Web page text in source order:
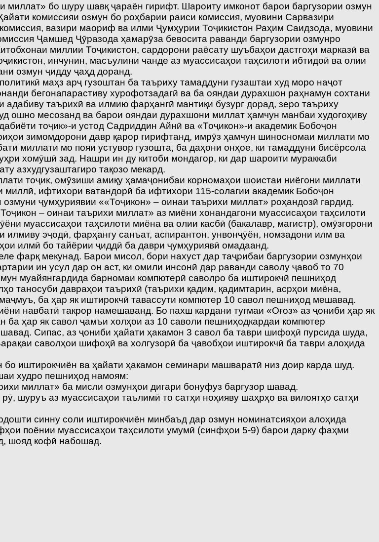
бо шуру шавқ ҷараён гирифт. Шароиту имконот барои баргузории озмун
комиссияи озмун бо роҳбарии раиси комиссия, муовини Сарвазири
вазири маориф ва илми Ҷумҳурии Тоҷикистон Раҳим Саидзода, муовини
Ҷамшед Ҷӯразода ҳамарӯза бевосита раванди баргузории озмунро
миллии Тоҷикистон, сардорони раёсату шуъбаҳои дастгоҳи марказӣ ва
инчунин, масъулини чанде аз муассисаҳои таҳсилоти ибтидоӣ ва олии
озмун ҷидду ҷаҳд доранд.
маҳз арҷ гузоштан ба таъриху тамаддуни гузаштаи худ моро наҷот
бегонапарастиву хурофотзадагӣ ва ба ояндаи дурахшон раҳнамун сохтани
таърихӣ ва илмию фарҳангӣ мантиқи бузург дорад, зеро таъриху
ошно месозанд ва барои ояндаи дурахшони миллат ҳамчун манбаи худогоҳиву
тоҷик»-и устод Садриддин Айнӣ ва «Тоҷикон»-и академик Бобоҷон
зимомдорони давр қарор гирифтанд, имрӯз ҳамчун шиносномаи миллати мо
миллати мо пояи устувор гузошта, ба даҳони онҳое, ки тамаддуни бисёрсола
хомӯшӣ зад. Нашри ин ду китоби мондагор, ки дар шароити мураккаби
азхудгузаштагиро тақозо мекард.
тоҷик, омӯзиши амиқу ҳамаҷонибаи корномаҳои шоистаи ниёгони миллати
миллӣ, ифтихори ватандорӣ ба ифтихори 115-солагии академик Бобоҷон
ҷумҳуриявии ««Тоҷикон» – оинаи таърихи миллат» роҳандозӣ гардид.
– оинаи таърихи миллат» аз миёни хонандагони муассисаҳои таҳсилоти
муассисаҳои таҳсилоти миёна ва олии касбӣ (бакалавр, магистр), омӯзгорони
эҷодӣ, фарҳангу санъат, аспирантон, унвонҷӯён, номзадони илм ва
илмӣ бо тайёрии ҷиддӣ ба даври ҷумҳуриявӣ омадаанд.
фарқ мекунад. Барои мисол, бори нахуст дар таҷрибаи баргузории озмунҳои
ин усул дар он аст, ки омили инсонӣ дар раванди саволу ҷавоб то 70
муайянгардида барномаи компютерӣ саволро ба иштирокчӣ пешниҳод
таносуби давраҳои таърихӣ (таърихи қадим, қадимтарин, асрҳои миёна,
ба ҳар як иштирокчӣ тавассути компютер 10 савол пешниҳод мешавад.
нав­батӣ такрор намешаванд. Бо пахш кардани тугмаи «Оғоз» аз ҷониби ҳар як
ҳар як савол ҷамъи холҳои аз 10 саволи пешниҳодкардаи компютер
Сипас, аз ҷониби ҳайати ҳакамон 3 савол ба таври шифоҳӣ пурсида шуда,
саволҳои шифоҳӣ ва холгузорӣ ба ҷавобҳои иштирокчӣ ба таври алоҳида
иштирокчиён ва ҳайати ҳакамон семинари машваратӣ низ доир карда шуд.
худро пешниҳод намоям:
миллат» ба мисли озмунҳои дигари бонуфуз баргузор шавад.
шуруъ аз муассисаҳои таълимӣ то сатҳи ноҳияву шаҳрҳо ва вилоятҳо сатҳи
синну соли иштирокчиён минбаъд дар озмун номинатсияҳои алоҳида
поёнии муассисаҳои таҳсилоти умумӣ (синфҳои 5-9) барои дарку фаҳми
шояд кофӣ набошад.